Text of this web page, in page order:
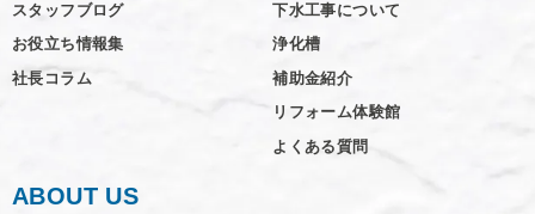
スタッフブログ
お役立ち情報集
社長コラム
下水工事について
浄化槽
補助金紹介
リフォーム体験館
よくある質問
ABOUT US